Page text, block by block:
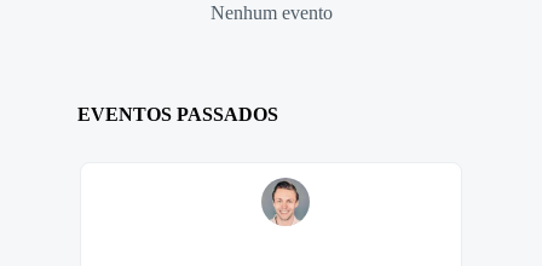
Nenhum evento
EVENTOS PASSADOS